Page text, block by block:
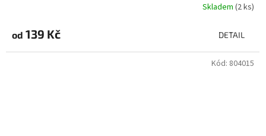
Skladem (2 ks)
od 139 Kč DETAIL
Kód: 804015